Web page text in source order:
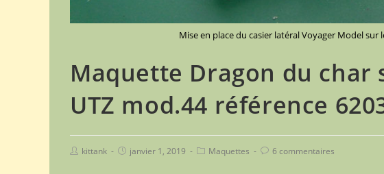
Mise en place du casier latéral Voyager Model sur
Maquette Dragon du char
UTZ mod.44 référence
kittank janvier 1, 2019 Maquettes 6 commentaires